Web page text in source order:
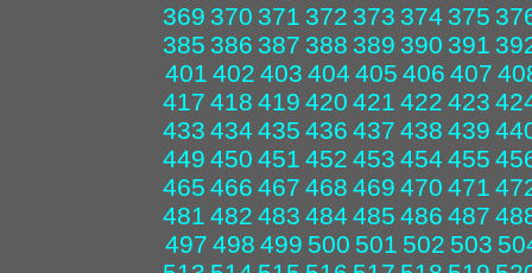
369 370 371 372 373 374 375
385 386 387 388 389 390 391
401 402 403 404 405 406 407
417 418 419 420 421 422 423
433 434 435 436 437 438 439
449 450 451 452 453 454 455
465 466 467 468 469 470 471
481 482 483 484 485 486 487
497 498 499 500 501 502 503